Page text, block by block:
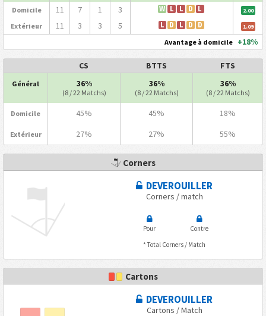
Domicile 11 7 1 3 W L L D L 2.00
Extérieur 11 3 3 5 L D L D D 1.09
Avantage à domicile +18%
CS BTTS FTS
Général 36%
(8 / 22 Matchs)
36%
(8 / 22 Matchs)
36%
(8 / 22 Matchs)
Domicile 45% 45% 18%
Extérieur 27% 27% 55%
Corners
DEVEROUILLER
Corners / match
Pour
Contre
* Total Corners / Match
Cartons
DEVEROUILLER
Cartons / Match